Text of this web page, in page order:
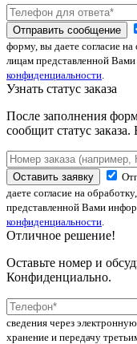
Отправить сообщение
форму, вы даете согласие
лицам представленной
конфиденциальности
Узнать статус заказа
После заполнения
сообщит статус заказа.
Оставить заявку
даете согласие на
представленной Вами
конфиденциальности
Отличное решение!
Оставьте номер и
Конфиденциально.
сведения через
хранение и передачу